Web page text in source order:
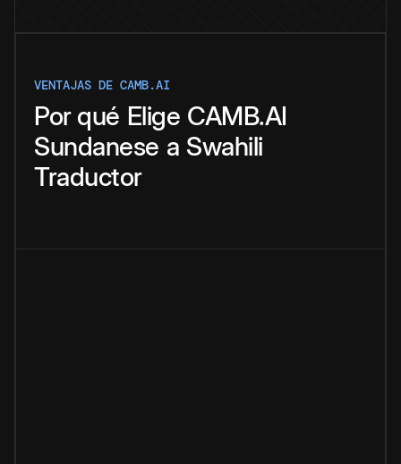
VENTAJAS DE CAMB.AI
Por qué Elige CAMB.AI
Sundanese a Swahili
Traductor